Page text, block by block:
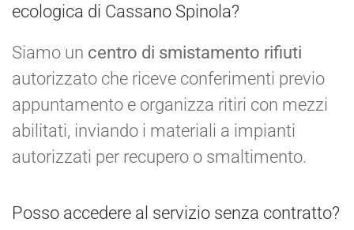
ecologica di Cassano Spinola?
Siamo un centro di smistamento rifiuti
autorizzato che riceve conferimenti previo
appuntamento e organizza ritiri con mezzi
abilitati, inviando i materiali a impianti
autorizzati per recupero o smaltimento.
Posso accedere al servizio senza contratto?